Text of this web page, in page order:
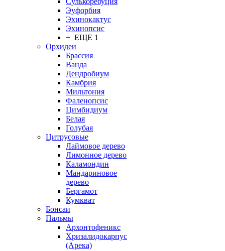
Эуфорбия
Эхинокактус
Эхинопсис
+ ЕЩЕ 1
Орхидеи
Брассия
Ванда
Дендробиум
Камбрия
Мильтония
Фаленопсис
Цимбидиум
Белая
Голубая
Цитрусовые
Лаймовое дерево
Лимонное дерево
Каламондин
Мандариновое
дерево
Бергамот
Кумкват
Бонсаи
Пальмы
Архонтофеникс
Хризалидокарпус
(Арека)